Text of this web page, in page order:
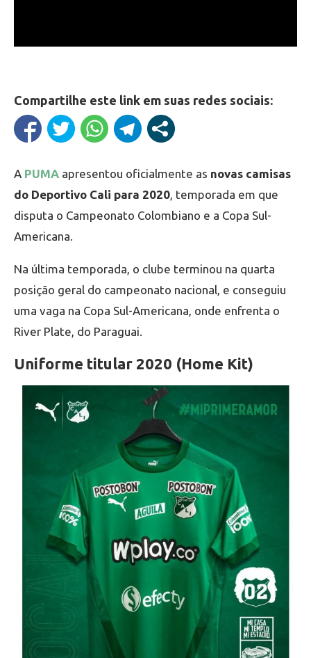
Compartilhe este link em suas redes sociais:
A PUMA apresentou oficialmente as novas camisas
do Deportivo Cali para 2020 , temporada em que
disputa o Campeonato Colombiano e a Copa Sul-
Americana.
Na última temporada, o clube terminou na quarta
posição geral do campeonato nacional, e conseguiu
uma vaga na Copa Sul-Americana, onde enfrenta o
River Plate, do Paraguai.
Uniforme titular 2020 (Home Kit)